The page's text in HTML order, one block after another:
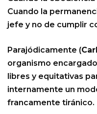
Cuando la
jefe y no de cumplir
Parajódicamente (
organismo
libres y equitativas
internamente un
francamente tiránico.